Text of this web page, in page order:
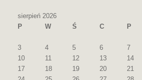
sierpień 2026
P
W Ś C P
3
4 5 6 7
10
11 12 13 14
17
18 19 20 21